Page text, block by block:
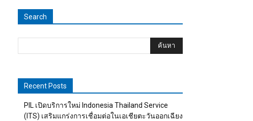
Search
Recent Posts
PIL เปิดบริการใหม่ Indonesia Thailand Service
(ITS) เสริมแกร่งการเชื่อมต่อในเอเชียตะวันออกเฉียง